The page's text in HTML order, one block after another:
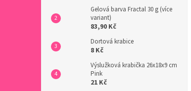
Gelová barva Fractal 30 g (více
variant)
83,90 Kč
Dortová krabice
8 Kč
Výslužková krabička 26x18x9 cm
Pink
21 Kč